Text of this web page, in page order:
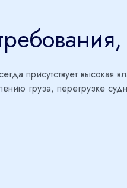
присутствует высокая
груза, перегрузке